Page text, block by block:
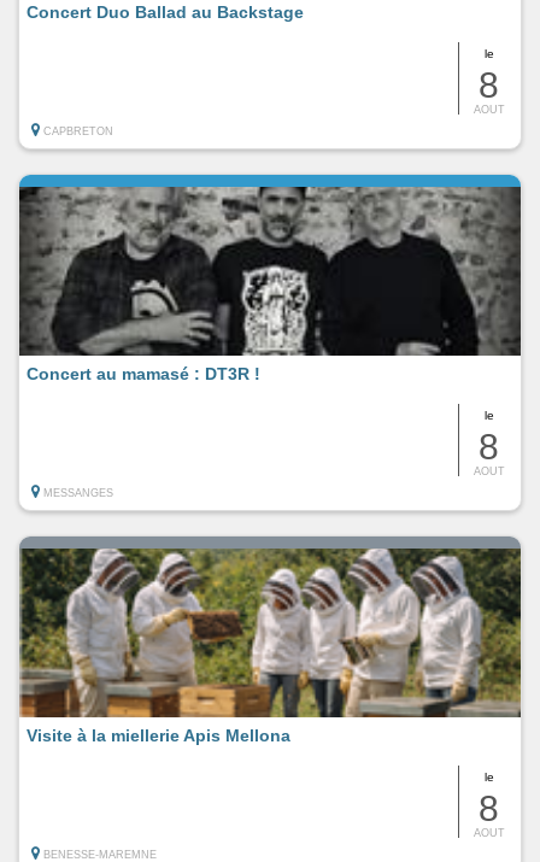
le
8
AOUT
Concert Duo Ballad au Backstage
CAPBRETON
le
8
AOUT
Concert au mamasé : DT3R !
MESSANGES
le
8
AOUT
Visite à la miellerie Apis Mellona
BENESSE-MAREMNE